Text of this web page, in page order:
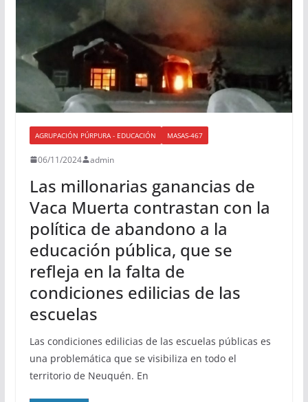
AGRUPACIÓN PÚRPURA - EDUCACIÓN MASAS-467
06/11/2024 admin
Las millonarias ganancias de
Vaca Muerta contrastan con la
política de abandono a la
educación pública, que se
refleja en la falta de
condiciones edilicias de las
escuelas
Las condiciones edilicias de las escuelas públicas es
una problemática que se visibiliza en todo el
territorio de Neuquén. En